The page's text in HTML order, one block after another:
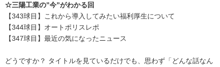
☆三陽工業の”今”がわかる回
【343球目】これから導入してみたい福利厚生について
【344球目】オートポリスレポ
【347球目】最近の気になったニュース
どうですか？ タイトルを見ているだけでも、思わず「どんな話なん